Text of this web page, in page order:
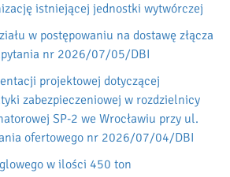
istniejącej jednostki wytwórczej
w postępowaniu na dostawę złącza
nr 2026/07/05/DBI
projektowej dotyczącej
zabezpieczeniowej w rozdzielnicy
SP-2 we Wrocławiu przy ul.
ofertowego nr 2026/07/04/DBI
w ilości 450 ton